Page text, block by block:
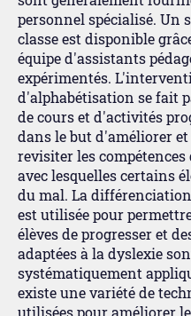
personnel spécialisé. Un
classe est disponible
équipe d'assistants
expérimentés.
d'alphabétisation se fait
de cours et d'activités
dans le but d'améliorer et
revisiter les compétences
avec lesquelles certains
du mal. La
est utilisée pour
élèves de progresser et
adaptées à la dyslexie
systématiquement
existe une variété de
utilisées pour améliorer